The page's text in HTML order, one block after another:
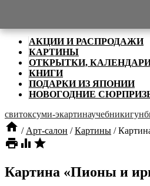
АКЦИИ И РАСПРОДАЖИ
КАРТИНЫ
ОТКРЫТКИ,
КНИГИ
ПОДАРКИ ИЗ ЯПОНИИ
НОВОГОДНИЕ
свитоксуми-экартинаучебники
 / Арт-салон / Картины /
  
Картина «Пионы и